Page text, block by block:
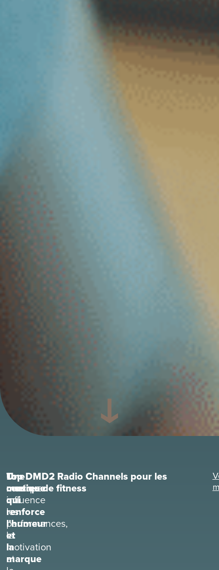
Une
musique
qui
renforce
l'humeur
et
la
marque
La
musique
influence
les
performances,
la
motivation
et
Top DMD2 Radio Channels pour les
centres de fitness